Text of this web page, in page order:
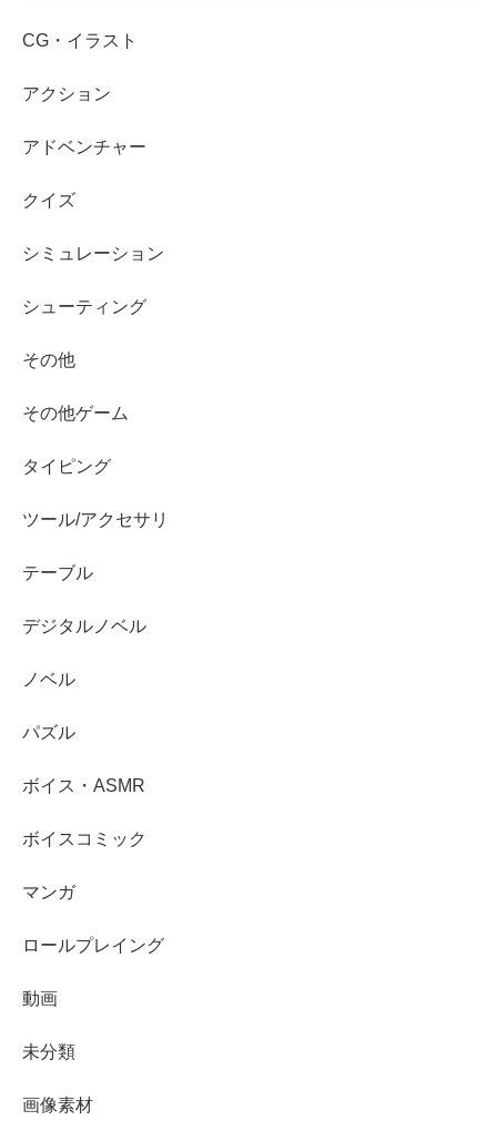
CG・イラスト
アクション
アドベンチャー
クイズ
シミュレーション
シューティング
その他
その他ゲーム
タイピング
ツール/アクセサリ
テーブル
デジタルノベル
ノベル
パズル
ボイス・ASMR
ボイスコミック
マンガ
ロールプレイング
動画
未分類
画像素材